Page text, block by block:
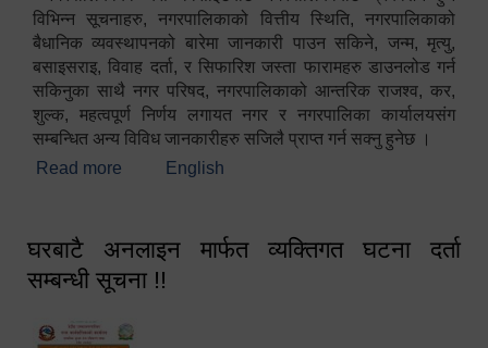
विभिन्न सूचनाहरु, नगरपालिकाको वित्तीय स्थिति, नगरपालिकाको
बैधानिक व्यवस्थापनको बारेमा जानकारी पाउन सकिने, जन्म, मृत्यु,
बसाइसराइ, विवाह दर्ता, र सिफारिश जस्ता फारामहरु डाउनलोड गर्न
सकिनुका साथै नगर परिषद, नगरपालिकाको आन्तरिक राजश्व, कर,
शुल्क, महत्वपूर्ण निर्णय लगायत नगर र नगरपालिका कार्यालयसंग
सम्बन्धित अन्य विविध जानकारीहरु सजिलै प्राप्त गर्न सक्नु हुनेछ ।
Read more about स्वागतम!!!
English
घरबाटै अनलाइन मार्फत व्यक्तिगत घटना दर्ता
सम्बन्धी सूचना !!